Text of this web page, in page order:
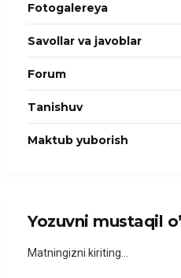
Fotogalereya
Savollar va javoblar
Forum
Tanishuv
Maktub yuborish
Yozuvni mustaqil
Matningizni kiriting…